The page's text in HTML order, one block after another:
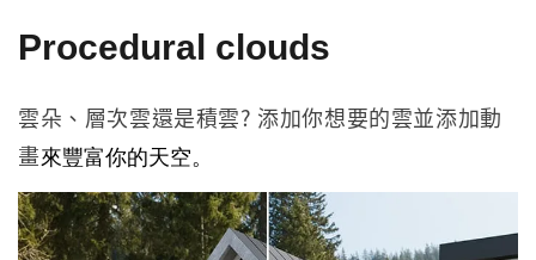
Procedural clouds
雲朵、層次雲還是積雲? 添加你想要的雲並添加動
畫來豐富你的天空。